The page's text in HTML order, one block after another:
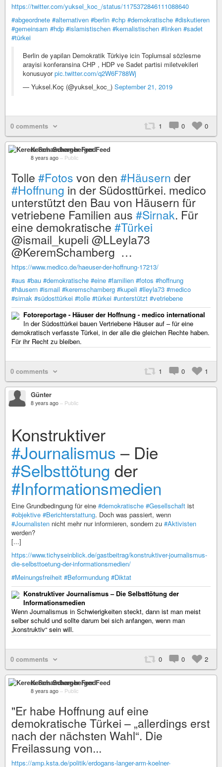
https://twitter.com/yuksel_koc_/status/1175372846111088640
#abgeordnete #alternativen #berlin #chp #demokratische #diskutieren
#gemeinsam #hdp #islamistischen #kemalistischen #linken #sadet
#türkei
Berlin de yapilan Demokratik Türkiye icin Toplumsal sözlesme
arayisi konferansina CHP , HDP ve Sadet partisi miletvekileri
konusuyorpic.twitter.com/q2W6F788Wj
— Yuksel.Koç (@yuksel_koc_) September 21, 2019
0 comments 1 0 0
Kerem Schamberger Feed
8 years ago – Public
Tolle #Fotos von den #Häusern der
#Hoffnung in der Südosttürkei. medico
unterstützt den Bau von Häusern für
vetriebene Familien aus #Sirnak. Für
eine demokratische #Türkei
@ismail_kupeli @LLeyla73
@KeremSchamberg …
https://www.medico.de/haeuser-der-hoffnung-17213/
#aus #bau #demokratische #eine #familien #fotos #hoffnung
#häusern #ismail #keremschamberg #kupeli #lleyla73 #medico
#sirnak #südosttürkei #tolle #türkei #unterstützt #vetriebene
Fotoreportage - Häuser der Hoffnung - medico international
In der Südosttürkei bauen Vertriebene Häuser auf – für eine
demokratisch verfasste Türkei, in der alle die gleichen Rechte haben.
Für ihr Recht zu bleiben.
0 comments 1 0 1
Günter
8 years ago – Public
Konstruktiver
#Journalismus – Die
#Selbsttötung der
#Informationsmedien
Eine Grundbedingung für eine #demokratische #Gesellschaft ist
#objektive #Berichterstattung. Doch was passiert, wenn
#Journalisten nicht mehr nur informieren, sondern zu #Aktivisten
werden?
[...]
https://www.tichyseinblick.de/gastbeitrag/konstruktiver-journalismus-
die-selbsttoetung-der-informationsmedien/
#Meinungsfreiheit #Beformundung #Diktat
Konstruktiver Journalismus – Die Selbsttötung der
Informationsmedien
Wenn Journalismus in Schwierigkeiten steckt, dann ist man meist
selber schuld und sollte darum bei sich anfangen, wenn man
„konstruktiv“ sein will.
0 comments 0 0 2
Kerem Schamberger Feed
8 years ago – Public
"Er habe Hoffnung auf eine
demokratische Türkei – „allerdings erst
nach der nächsten Wahl“. Die
Freilassung von...
https://amp.ksta.de/politik/erdogans-langer-arm-koelner-